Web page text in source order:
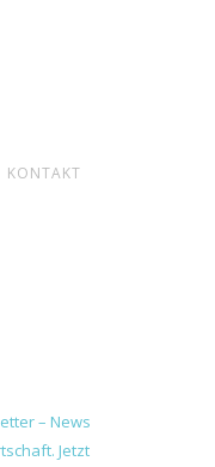
KONTAKT